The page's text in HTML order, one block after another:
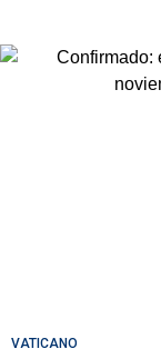
VATICANO